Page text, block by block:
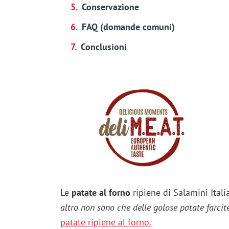
Conservazione
FAQ (domande comuni)
Conclusioni
Lepatate al forno ripiene di Salamini
altro non sono che delle golose patate
patate ripiene al forno.